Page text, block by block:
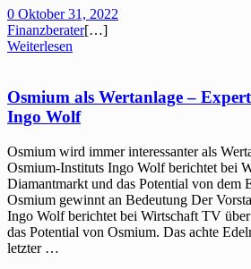
0 Oktober 31, 2022
Finanzberater[…]
Weiterlesen
Osmium als Wertanlage –
Ingo Wolf
Osmium wird immer interessanter als
Osmium-Instituts Ingo Wolf berichtet bei
Diamantmarkt und das Potential von dem
Osmium gewinnt an Bedeutung Der
Ingo Wolf berichtet bei Wirtschaft TV
das Potential von Osmium. Das achte
letzter …